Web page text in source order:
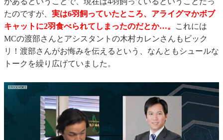
たのですが、 実は6羽飼っていたところ、アライグマかボブ
キャットに2羽食べられてしまったのだとか…。
これには
MCの渡部さんとアシスタントの木村カレンさんもビック
リ！渡部さんがお悔みを伝えるという、なんともシュールな
トークを繰り広げていました。